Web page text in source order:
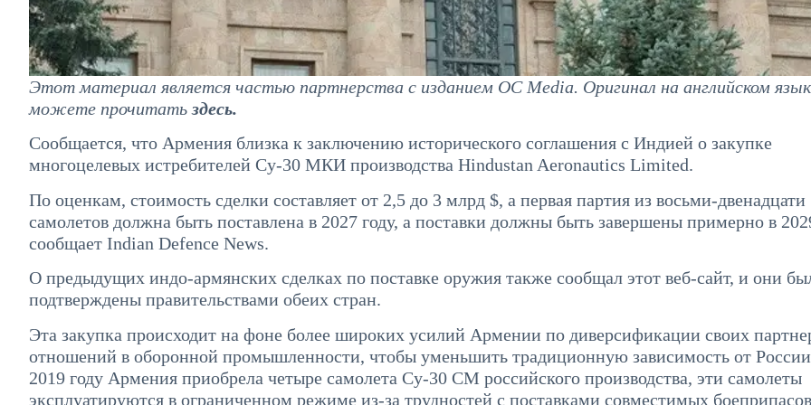
Этот материал является частью партнерства с изданием OC Media. Оригинал на английском
можете прочитатьздесь.
Сообщается, что Армения близка к заключению исторического соглашения с Индией о закупке
многоцелевых истребителей Су-30 МКИ производства Hindustan Aeronautics Limited.
По оценкам, стоимость сделки составляет от 2,5 до 3 млрд $, а первая партия из восьми-двенадцати
самолетов должна быть поставлена в 2027 году, а поставки должны быть завершены примерно в
сообщает Indian Defence News.
О предыдущих индо-армянских сделках по поставке оружия также сообщал этот веб-сайт, и они
подтверждены правительствами обеих стран.
Эта закупка происходит на фоне более широких усилий Армении по диверсификации своих
отношений в оборонной промышленности, чтобы уменьшить традиционную зависимость от
2019 году Армения приобрела четыре самолета Су-30 СМ российского производства, эти самолеты
эксплуатируются в ограниченном режиме из-за трудностей с поставками совместимых